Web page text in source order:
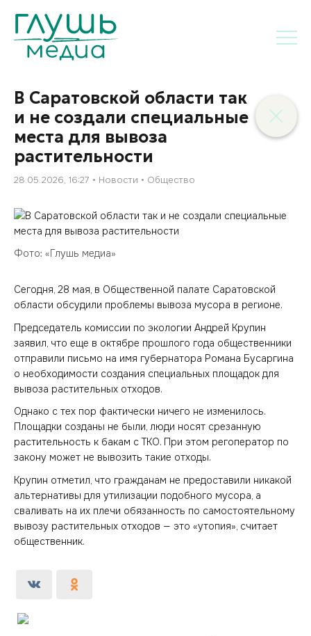
В Саратовской области так
и не создали специальные
места для вывоза
растительности
28.05.2026, 16:27 Новости Общество
Фото: «Глушь медиа»
Сегодня, 28 мая, в Общественной палате Саратовской
области обсудили проблемы вывоза мусора в регионе.
Председатель комиссии по экологии Андрей Крупин
заявил, что еще в октябре прошлого года общественники
отправили письмо на имя губернатора Романа Бусаргина
о необходимости создания специальных площадок для
вывоза растительных отходов.
Однако с тех пор фактически ничего не изменилось.
Площадки созданы не были, люди носят срезанную
растительность к бакам с ТКО. При этом регоператор по
закону может не вывозить такие отходы.
Крупин отметил, что гражданам не предоставили никакой
альтернативы для утилизации подобного мусора, а
сваливать на их плечи обязанность по самостоятельному
вывозу растительных отходов — это «утопия», считает
общественник.